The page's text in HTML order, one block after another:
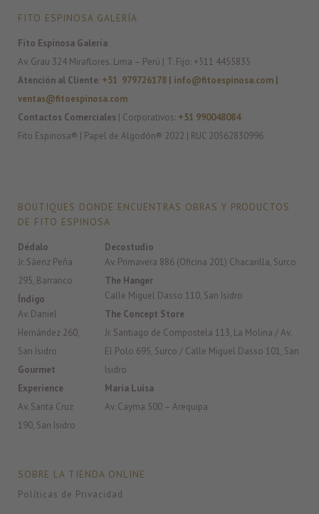
FITO ESPINOSA GALERÍA
Fito Espinosa Galería
Av. Grau 324 Miraflores. Lima – Perú | T. Fijo: +511 4455835
Atención al Cliente: +51 979726178 | info@fitoespinosa.com |
ventas@fitoespinosa.com
Contactos Comerciales | Corporativos: +51 990048084
Fito Espinosa® | Papel de Algodón® 2022 | RUC 20562830996
BOUTIQUES DONDE ENCUENTRAS OBRAS Y PRODUCTOS
DE FITO ESPINOSA
Dédalo
Jr. Sáenz Peña
295, Barranco
Índigo
Av. Daniel
Hernández 260,
San Isidro
Gourmet
Experience
Av. Santa Cruz
190, San Isidro
Decostudio
Av. Primavera 886 (Oficina 201) Chacarilla, Surco
The Hanger
Calle Miguel Dasso 110, San Isidro
The Concept Store
Jr. Santiago de Compostela 113, La Molina / Av.
El Polo 695, Surco / Calle Miguel Dasso 101, San
Isidro
Maria Luisa
Av. Cayma 500 – Arequipa
SOBRE LA TIENDA ONLINE
Políticas de Privacidad